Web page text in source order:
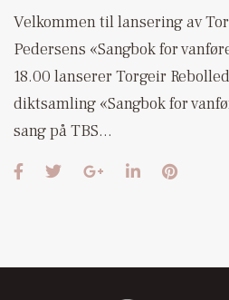
Velkommen til lansering av
Pedersens «Sangbok for
18.00 lanserer Torgeir
diktsamling «Sangbok for
sang på TBS…